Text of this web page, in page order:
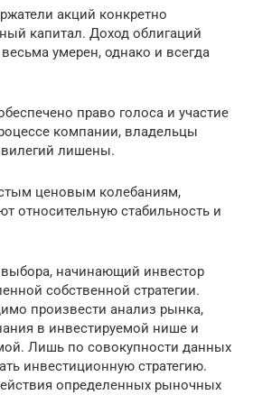
акций конкретно
капитал. Доход облигаций
умерен, однако и всегда
право голоса и участие
компании, владельцы
лишены.
ценовым колебаниям,
относительную стабильность и
начинающий инвестор
собственной стратегии.
произвести анализ рынка,
в инвестируемой нише и
Лишь по совокупности данных
инвестиционную стратегию.
определенных рыночных